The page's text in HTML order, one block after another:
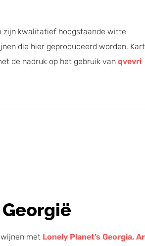
zijn kwalitatief hoogstaande witte
die hier geproduceerd worden.
de nadruk op het gebruik van qvevri
met Lonely Planet’s Georgia,